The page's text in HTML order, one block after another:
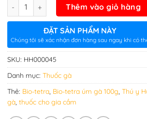
Thêm vào giỏ hàng
ĐẶT SẢN PHẨM NÀY
Chúng tôi sẽ xác nhận đơn hàng sau ngay khi có
SKU: HH000045
Danh mục: Thuốc gà
Thẻ: Bio-tetra, Bio-tetra úm gà 100g, Thú y
gà, thuốc cho gia cầm